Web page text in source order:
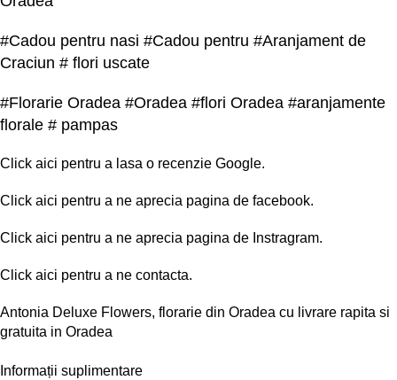
#Cadou pentru nasi #Cadou pentru #Aranjament de
Craciun # flori uscate
#Florarie Oradea #Oradea #flori Oradea #aranjamente
florale # pampas
Click aici pentru a lasa o recenzie Google.
Click aici pentru a ne aprecia pagina de facebook.
Click aici pentru a ne aprecia pagina de Instragram.
Click aici pentru a ne contacta.
Antonia Deluxe Flowers, florarie din Oradea cu livrare rapita si
gratuita in Oradea
Informații suplimentare